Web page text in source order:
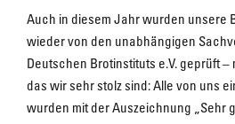
Auch in diesem Jahr wurden unsere
wieder von den unabhängigen
Deutschen Brotinstituts e.V. geprüft –
das wir sehr stolz sind: Alle von uns
wurden mit der Auszeichnung „Sehr